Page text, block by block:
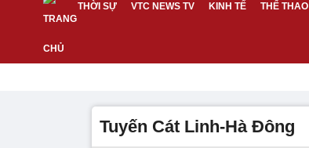
THỜI SỰ VTC NEWS TV KINH TẾ THỂ THAO
tuyến Cát Linh-Hà Đông